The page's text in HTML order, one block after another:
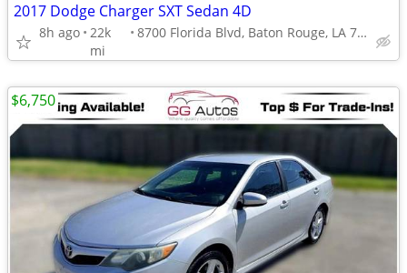
2017 Dodge Charger SXT Sedan 4D
8h ago 22k
mi
8700 Florida Blvd, Baton Rouge, LA 70815
$6,750